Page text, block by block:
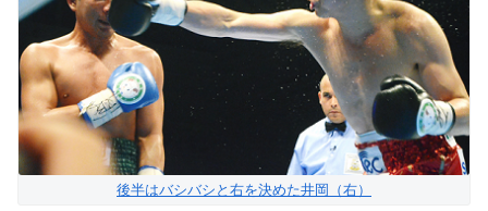
後半はバシバシと右を決めた井岡（右）